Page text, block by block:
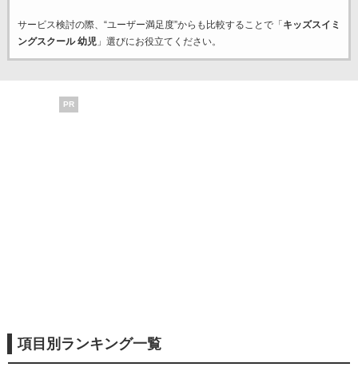
サービス検討の際、“ユーザー満足度”からも比較することで「 キッズスイミ
ングスクール 幼児」選びにお役立てください。
PR
項目別ランキング一覧